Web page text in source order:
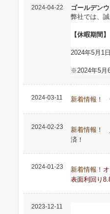
2024-04-22
ゴールデン
弊社では、
【休暇期間】
2024年5月1
※2024年5月
2024-03-11 新着情報！
2024-02-23 新着情報！
済！
2024-01-23 新着情報！
表面利回り
2023-12-11